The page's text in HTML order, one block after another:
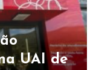
UAI de